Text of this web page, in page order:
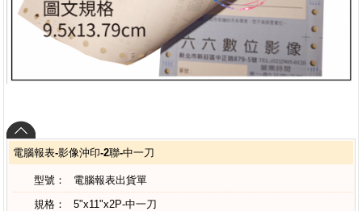
電腦報表-影像沖印-2聯-中一刀
型號：
電腦報表出貨單
規格：
5"x11"x2P-中一刀